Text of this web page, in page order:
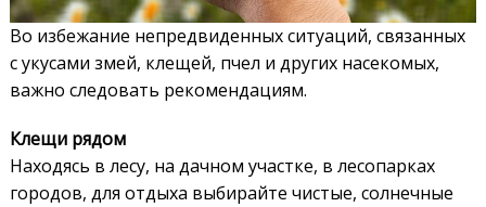
Во избежание непредвиденных ситуаций, связанных
с укусами змей, клещей, пчел и других насекомых,
важно следовать рекомендациям.
Клещи рядом
Находясь в лесу, на дачном участке, в лесопарках
городов, для отдыха выбирайте чистые, солнечные